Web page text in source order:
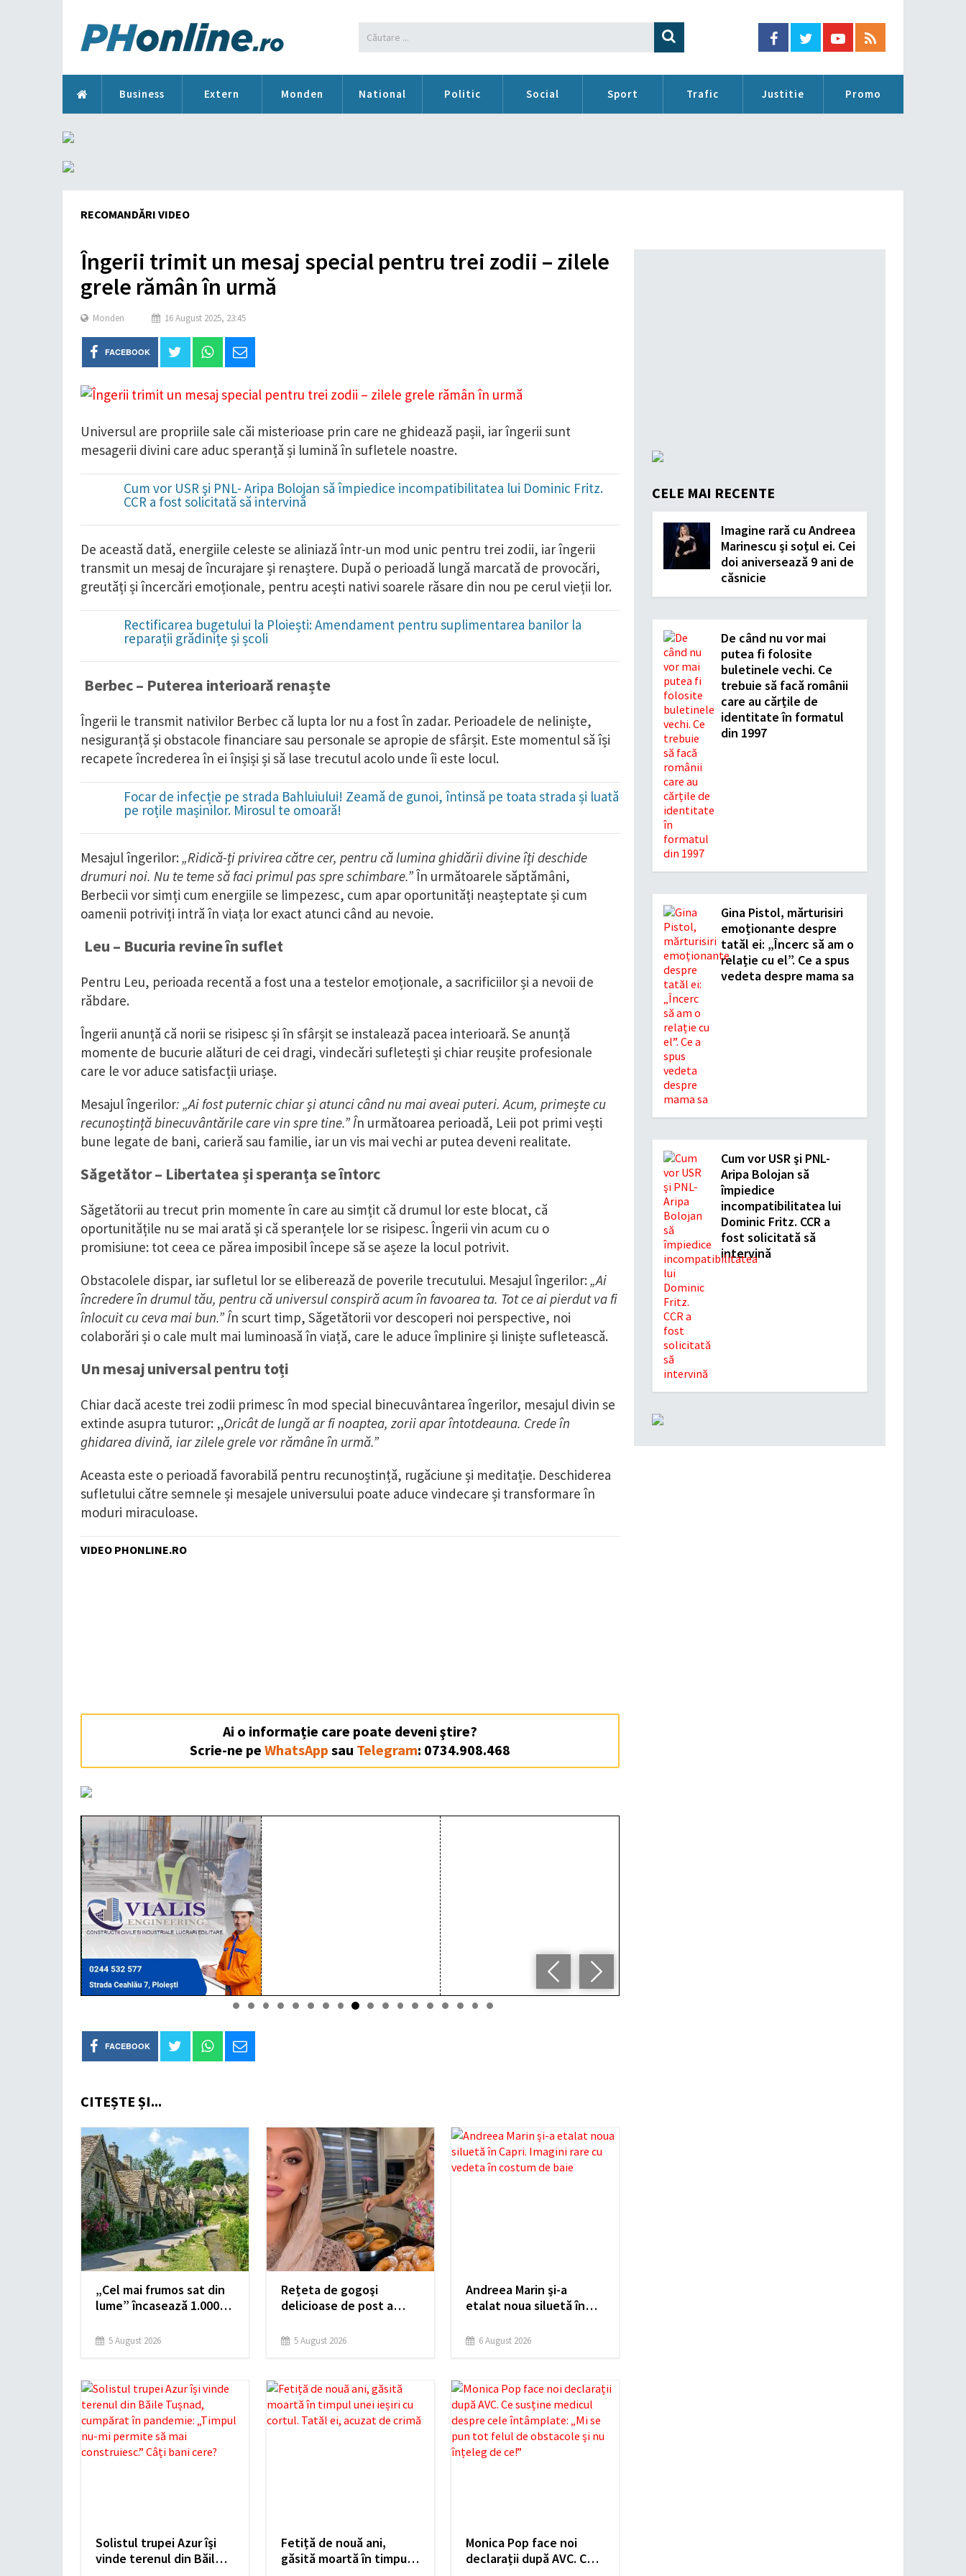
Business Extern Monden National Politic Social Sport Trafic Justitie Promo
RECOMANDĂRI VIDEO
Îngerii trimit un mesaj special pentru trei zodii – zilele
grele rămân în urmă
Monden 16 August 2025, 23:45
FACEBOOK
Universul are propriile sale căi misterioase prin care ne ghidează pașii, iar îngerii sunt
mesagerii divini care aduc speranță și lumină în sufletele noastre.
Cum vor USR şi PNL- Aripa Bolojan să împiedice incompatibilitatea lui Dominic Fritz.
CCR a fost solicitată să intervină
De această dată, energiile celeste se aliniază într-un mod unic pentru trei zodii, iar îngerii
transmit un mesaj de încurajare și renaștere. După o perioadă lungă marcată de provocări,
greutăți și încercări emoționale, pentru acești nativi soarele răsare din nou pe cerul vieții lor.
Rectificarea bugetului la Ploiești: Amendament pentru suplimentarea banilor la
reparații grădinițe și școli
Berbec – Puterea interioară renaște
Îngerii le transmit nativilor Berbec că lupta lor nu a fost în zadar. Perioadele de neliniște,
nesiguranță și obstacole financiare sau personale se apropie de sfârșit. Este momentul să își
recapete încrederea în ei înșiși și să lase trecutul acolo unde îi este locul.
Focar de infecție pe strada Bahluiului! Zeamă de gunoi, întinsă pe toata strada și luată
pe roțile mașinilor. Mirosul te omoară!
Mesajul îngerilor:„Ridică-ți privirea către cer, pentru că lumina ghidării divine îți deschide
drumuri noi. Nu te teme să faci primul pas spre schimbare.”În următoarele săptămâni,
Berbecii vor simți cum energiile se limpezesc, cum apar oportunități neașteptate și cum
oamenii potriviți intră în viața lor exact atunci când au nevoie.
Leu – Bucuria revine în suflet
Pentru Leu, perioada recentă a fost una a testelor emoționale, a sacrificiilor și a nevoii de
răbdare.
Îngerii anunță că norii se risipesc și în sfârșit se instalează pacea interioară. Se anunță
momente de bucurie alături de cei dragi, vindecări sufletești și chiar reușite profesionale
care le vor aduce satisfacții uriașe.
Mesajul îngerilor: „Ai fost puternic chiar și atunci când nu mai aveai puteri. Acum, primește cu
recunoștință binecuvântările care vin spre tine.” În următoarea perioadă, Leii pot primi vești
bune legate de bani, carieră sau familie, iar un vis mai vechi ar putea deveni realitate.
Săgetător – Libertatea și speranța se întorc
Săgetătorii au trecut prin momente în care au simțit că drumul lor este blocat, că
oportunitățile nu se mai arată și că speranțele lor se risipesc. Îngerii vin acum cu o
promisiune: tot ceea ce părea imposibil începe să se așeze la locul potrivit.
Obstacolele dispar, iar sufletul lor se eliberează de poverile trecutului. Mesajul îngerilor:„Ai
încredere în drumul tău, pentru că universul conspiră acum în favoarea ta. Tot ce ai pierdut va fi
înlocuit cu ceva mai bun.” În scurt timp, Săgetătorii vor descoperi noi perspective, noi
colaborări și o cale mult mai luminoasă în viață, care le aduce împlinire și liniște sufletească.
Un mesaj universal pentru toți
Chiar dacă aceste trei zodii primesc în mod special binecuvântarea îngerilor, mesajul divin se
extinde asupra tuturor: „Oricât de lungă ar fi noaptea, zorii apar întotdeauna. Crede în
ghidarea divină, iar zilele grele vor rămâne în urmă.”
Aceasta este o perioadă favorabilă pentru recunoștință, rugăciune și meditație. Deschiderea
sufletului către semnele și mesajele universului poate aduce vindecare și transformare în
moduri miraculoase.
VIDEO PHONLINE.RO
Ai o informație care poate deveni ştire?
Scrie-ne peWhatsApp sau Telegram: 0734.908.468
FACEBOOK
CITEȘTE ȘI...
„Cel mai frumos sat din
lume” încasează 1.000
din amenzi pentru
pe trotuare”
5 August 2026
Rețeta de gogoşi
delicioase de post a
ingredientul secret?
5 August 2026
Andreea Marin și-a
etalat noua siluetă în
vedeta în costum de
6 August 2026
Solistul trupei Azur își
vinde terenul din Băile
Fetiță de nouă ani,
găsită moartă în timpul
Monica Pop face noi
declarații după AVC. Ce
CELE MAI RECENTE
Imagine rară cu Andreea
Marinescu și soțul ei. Cei
doi aniversează 9 ani de
căsnicie
De când nu vor mai
putea fi folosite
buletinele vechi. Ce
trebuie să facă românii
care au cărțile de
identitate în formatul
din 1997
Gina Pistol, mărturisiri
emoționante despre
tatăl ei: „Încerc să am o
relație cu el”. Ce a spus
vedeta despre mama sa
Cum vor USR şi PNL-
Aripa Bolojan să
împiedice
incompatibilitatea lui
Dominic Fritz. CCR a
fost solicitată să
intervină